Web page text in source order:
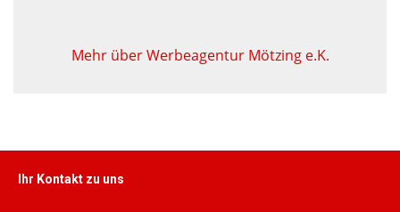
Mehr über Werbeagentur Mötzing e.K.
Ihr Kontakt zu uns